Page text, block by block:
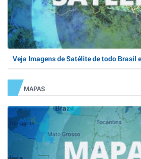
Veja Imagens de Satélite de todo Brasil
MAPAS